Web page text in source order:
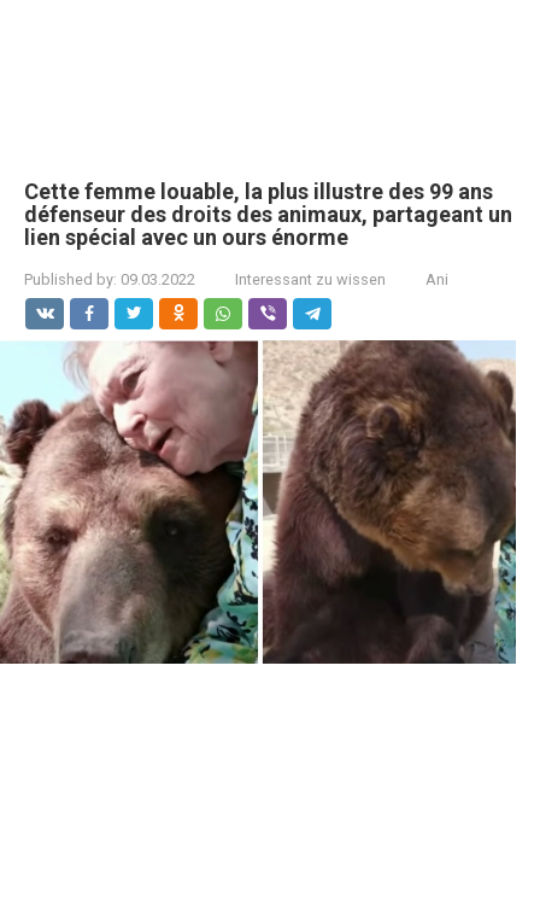
Cette femme louable, la plus illustre des 99 ans
défenseur des droits des animaux, partageant un
lien spécial avec un ours énorme
Published by: 09.03.2022 Interessant zu wissen Ani